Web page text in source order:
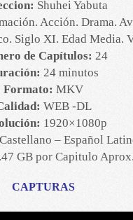
Shuhei Yabuta
Acción. Drama.
Siglo XI. Edad Media.
de Capítulos: 24
24 minutos
Formato: MKV
WEB -DL
1920×1080p
– Español
GB por Capitulo
CAPTURAS